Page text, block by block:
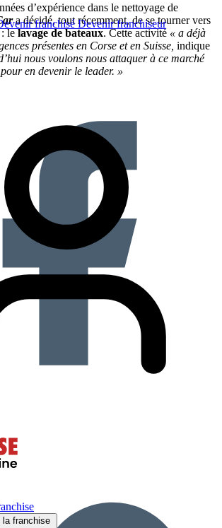
franchiséDevenir franchiseur
franchise
d’expérience dans le nettoyage de
a décidé, tout récemment, de se tourner vers
: lelavage de bateaux. Cette activité « a déjà
présentes en Corse et en Suisse, indique
nous voulons nous attaquer à ce marché
en devenir le leader. »